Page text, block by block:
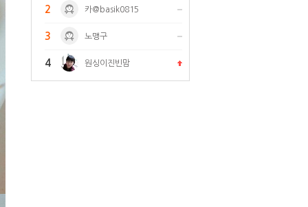
2 카@basik0815
3 노맹구
4 원싱이진빈맘